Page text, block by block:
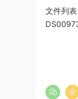
文件列表